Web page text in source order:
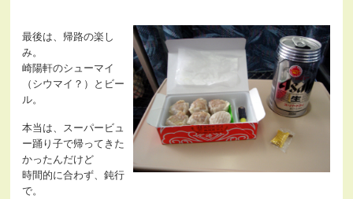
最後は、帰路の楽し
み。
崎陽軒のシューマイ
（シウマイ？）とビー
ル。
本当は、スーパービュ
ー踊り子で帰ってきた
かったんだけど
時間的に合わず、鈍行
で。